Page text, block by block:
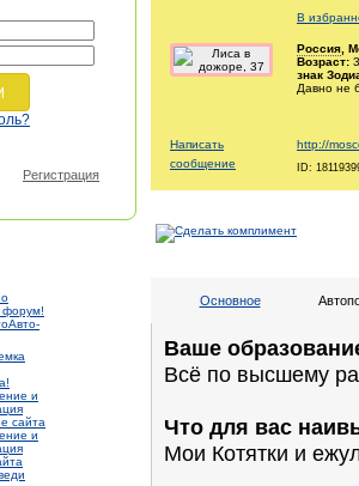
Регистрация
форум!
Авто-
сайта
В
Россия ,
Возраст:
знак
Давно не
Написать
сообщение
http://
ID:
Основное
Ваше
Всё по высшему
Что для вас
Мои Котятки и